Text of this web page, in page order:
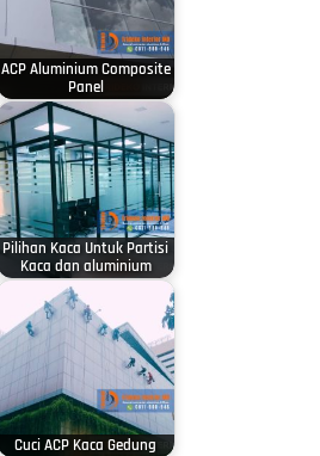
ACP Aluminium Composite
Panel
Pilihan Kaca Untuk Partisi
Kaca dan aluminium
Cuci ACP Kaca Gedung